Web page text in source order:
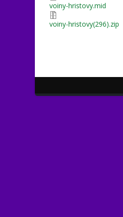
voiny-hristovy.mid
voiny-hristovy(296).zip